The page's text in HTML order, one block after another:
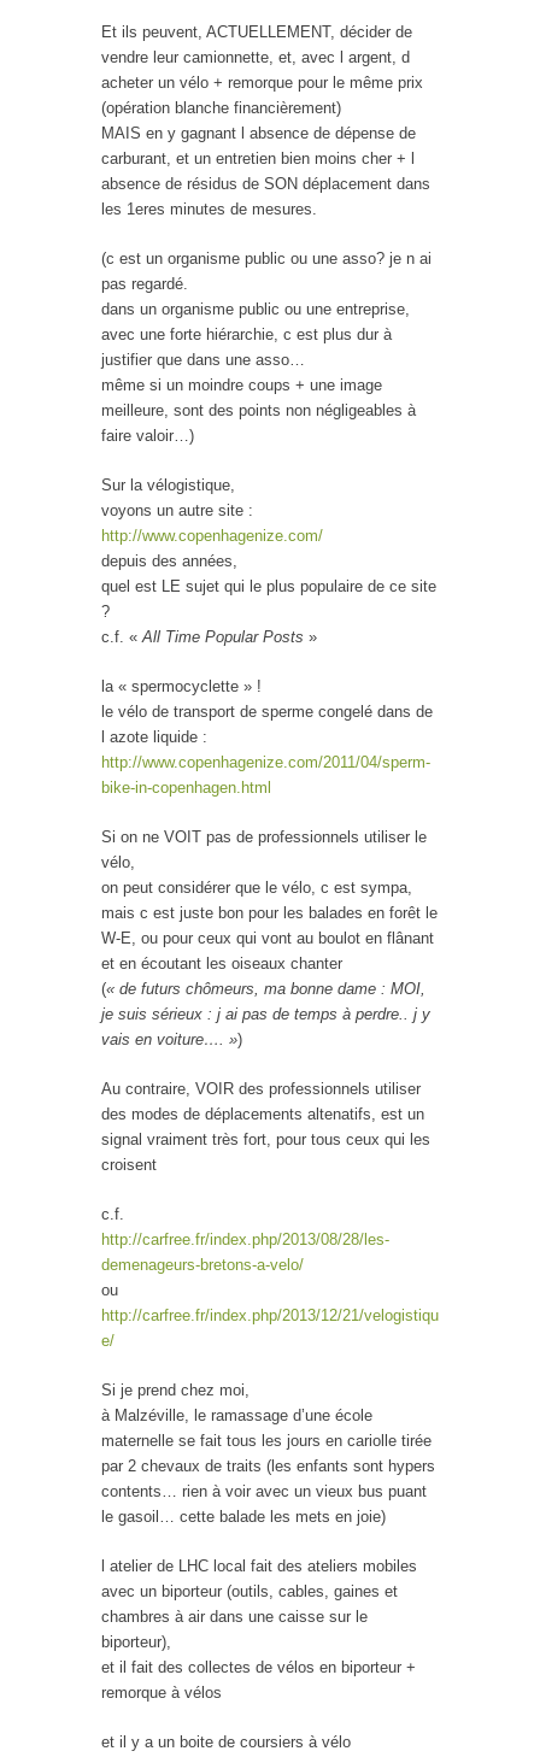
Et ils peuvent, ACTUELLEMENT, décider de
vendre leur camionnette, et, avec l argent, d
acheter un vélo + remorque pour le même prix
(opération blanche financièrement)
MAIS en y gagnant l absence de dépense de
carburant, et un entretien bien moins cher + l
absence de résidus de SON déplacement dans
les 1eres minutes de mesures.
(c est un organisme public ou une asso? je n ai
pas regardé.
dans un organisme public ou une entreprise,
avec une forte hiérarchie, c est plus dur à
justifier que dans une asso…
même si un moindre coups + une image
meilleure, sont des points non négligeables à
faire valoir…)
Sur la vélogistique,
voyons un autre site :
http://www.copenhagenize.com/
depuis des années,
quel est LE sujet qui le plus populaire de ce site
?
c.f. «All Time Popular Posts »
la « spermocyclette » !
le vélo de transport de sperme congelé dans de
l azote liquide :
http://www.copenhagenize.com/2011/04/sperm-
bike-in-copenhagen.html
Si on ne VOIT pas de professionnels utiliser le
vélo,
on peut considérer que le vélo, c est sympa,
mais c est juste bon pour les balades en forêt le
W-E, ou pour ceux qui vont au boulot en flânant
et en écoutant les oiseaux chanter
(« de futurs chômeurs, ma bonne dame : MOI,
je suis sérieux : j ai pas de temps à perdre.. j y
vais en voiture…. »)
Au contraire, VOIR des professionnels utiliser
des modes de déplacements altenatifs, est un
signal vraiment très fort, pour tous ceux qui les
croisent
c.f.
http://carfree.fr/index.php/2013/08/28/les-
demenageurs-bretons-a-velo/
ou
http://carfree.fr/index.php/2013/12/21/velogistiqu
e/
Si je prend chez moi,
à Malzéville, le ramassage d’une école
maternelle se fait tous les jours en cariolle tirée
par 2 chevaux de traits (les enfants sont hypers
contents… rien à voir avec un vieux bus puant
le gasoil… cette balade les mets en joie)
l atelier de LHC local fait des ateliers mobiles
avec un biporteur (outils, cables, gaines et
chambres à air dans une caisse sur le
biporteur),
et il fait des collectes de vélos en biporteur +
remorque à vélos
et il y a un boite de coursiers à vélo